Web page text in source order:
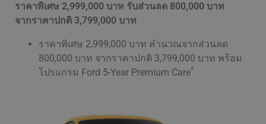
ราคาพิเศษ 2,999,000 บาท รับส่วนลด 800,000 บาท
จากราคาปกติ 3,799,000 บาท
ราคาพิเศษ 2,999,000 บาท คำนวณจากส่วนลด
800,000 บาท จากราคาปกติ 3,799,000 บาท พร้อม
โปรแกรม Ford 5-Year Premium Care*